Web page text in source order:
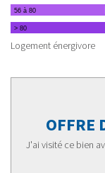
56 à 80
> 80
Logement énergivore
OFFRE
J'ai visité ce bien